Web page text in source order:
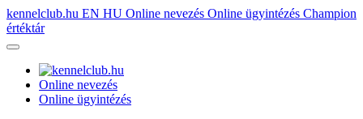
kennelclub.hu EN HU Online nevezés Online ügyintézés Champion
értéktár
Online nevezés
Online ügyintézés